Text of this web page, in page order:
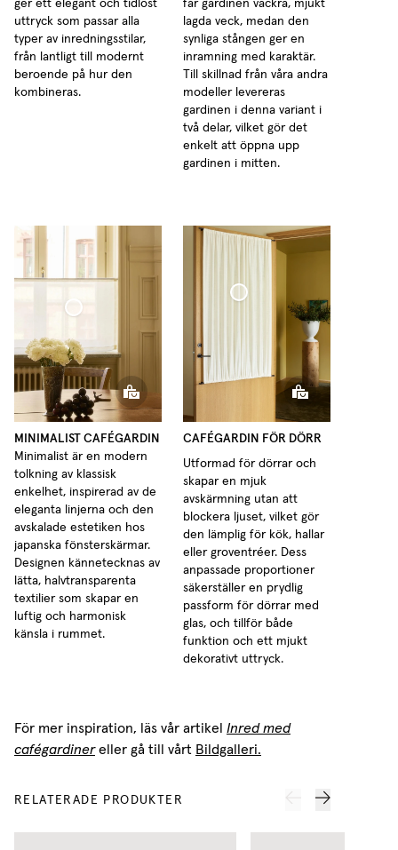
ger ett elegant och tidlöst
uttryck som passar alla
typer av inredningsstilar,
från lantligt till modernt
beroende på hur den
kombineras.
får gardinen vackra, mjukt
lagda veck, medan den
synliga stången ger en
inramning med karaktär.
Till skillnad från våra andra
modeller levereras
gardinen i denna variant i
två delar, vilket gör det
enkelt att öppna upp
gardinen i mitten.
Minimalist Tunn Linne
MINIMALIST CAFÉGARDIN
Minimalist är en modern
tolkning av klassisk
enkelhet, inspirerad av de
eleganta linjerna och den
avskalade estetiken hos
japanska fönsterskärmar.
Designen kännetecknas av
lätta, halvtransparenta
textilier som skapar en
luftig och harmonisk
känsla i rummet.
CAFÉGARDIN FÖR DÖRR
Utformad för dörrar och
skapar en mjuk
avskärmning utan att
blockera ljuset, vilket gör
den lämplig för kök, hallar
eller groventréer. Dess
anpassade proportioner
säkerställer en prydlig
passform för dörrar med
glas, och tillför både
funktion och ett mjukt
dekorativt uttryck.
För mer inspiration, läs vår artikel Inred med
cafégardiner eller gå till vårt Bildgalleri.
RELATERADE PRODUKTER